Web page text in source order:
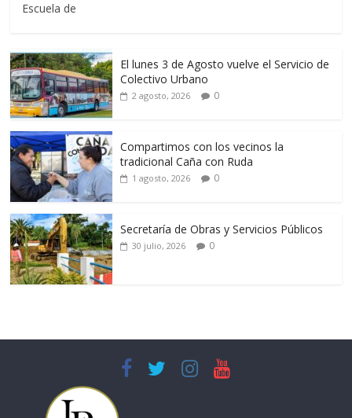
Escuela de
El lunes 3 de Agosto vuelve el Servicio de
Colectivo Urbano
2 agosto, 2026 0
Compartimos con los vecinos la
tradicional Caña con Ruda
1 agosto, 2026 0
Secretaría de Obras y Servicios Públicos
30 julio, 2026 0